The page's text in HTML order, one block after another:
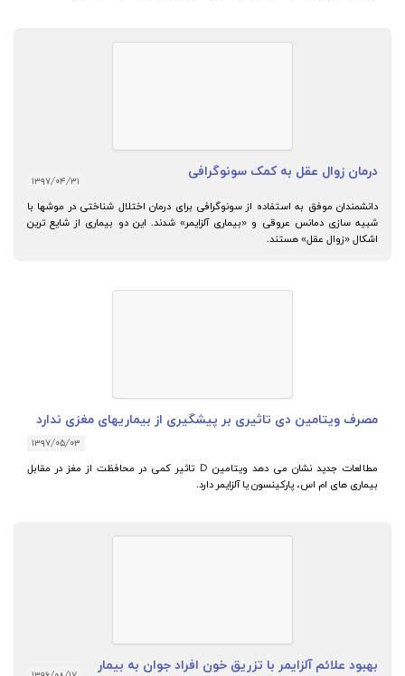
درمان زوال عقل به کمک سونوگرافی
۱۳۹۷/۰۴/۳۱
دانشمندان موفق به استفاده از سونوگرافی برای درمان اختلال شناختی در موشها با
شبیه سازی دمانس عروقی و «بیماری آلزایمر» شدند. این دو بیماری از شایع ترین
اشکال «زوال عقل» هستند.
مصرف ویتامین دی تاثیری بر پیشگیری از بیماریهای مغزی ندارد
۱۳۹۷/۰۵/۰۳
مطالعات جدید نشان می دهد ویتامین D تاثیر کمی در محافظت از مغز در مقابل
بیماری های ام اس، پارکینسون یا آلزایمر دارد.
بهبود علائم آلزایمر با تزریق خون افراد جوان به بیمار